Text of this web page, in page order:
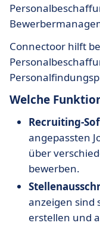
Connectoor hilft
Welche
Recruiting-
angepassten
über
bewerben.
anzeigen sind
erstellen und